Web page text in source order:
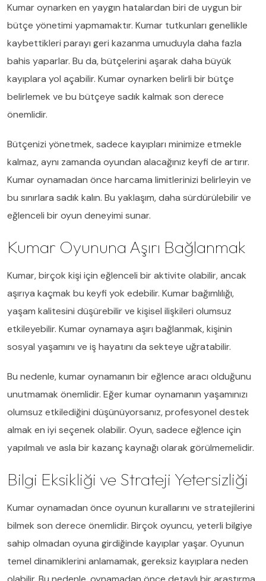
Kumar oynarken en yaygın hatalardan biri de uygun bir
bütçe yönetimi yapmamaktır. Kumar tutkunları genellikle
kaybettikleri parayı geri kazanma umuduyla daha fazla
bahis yaparlar. Bu da, bütçelerini aşarak daha büyük
kayıplara yol açabilir. Kumar oynarken belirli bir bütçe
belirlemek ve bu bütçeye sadık kalmak son derece
önemlidir.
Bütçenizi yönetmek, sadece kayıpları minimize etmekle
kalmaz, aynı zamanda oyundan alacağınız keyfi de artırır.
Kumar oynamadan önce harcama limitlerinizi belirleyin ve
bu sınırlara sadık kalın. Bu yaklaşım, daha sürdürülebilir ve
eğlenceli bir oyun deneyimi sunar.
Kumar Oyununa Aşırı Bağlanmak
Kumar, birçok kişi için eğlenceli bir aktivite olabilir, ancak
aşırıya kaçmak bu keyfi yok edebilir. Kumar bağımlılığı,
yaşam kalitesini düşürebilir ve kişisel ilişkileri olumsuz
etkileyebilir. Kumar oynamaya aşırı bağlanmak, kişinin
sosyal yaşamını ve iş hayatını da sekteye uğratabilir.
Bu nedenle, kumar oynamanın bir eğlence aracı olduğunu
unutmamak önemlidir. Eğer kumar oynamanın yaşamınızı
olumsuz etkilediğini düşünüyorsanız, profesyonel destek
almak en iyi seçenek olabilir. Oyun, sadece eğlence için
yapılmalı ve asla bir kazanç kaynağı olarak görülmemelidir.
Bilgi Eksikliği ve Strateji Yetersizliği
Kumar oynamadan önce oyunun kurallarını ve stratejilerini
bilmek son derece önemlidir. Birçok oyuncu, yeterli bilgiye
sahip olmadan oyuna girdiğinde kayıplar yaşar. Oyunun
temel dinamiklerini anlamamak, gereksiz kayıplara neden